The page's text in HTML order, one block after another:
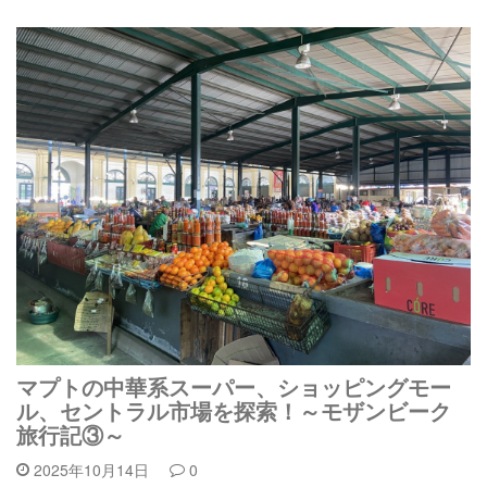
マプトの中華系スーパー、ショッピングモー
ル、セントラル市場を探索！～モザンビーク
旅行記③～
2025年10月14日 0